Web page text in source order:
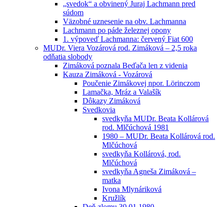
„svedok“ a obvinený Juraj Lachmann pred
súdom
Väzobné uznesenie na obv. Lachmanna
Lachmann po páde železnej opony
1. výpoveď Lachmanna: červený Fiat 600
MUDr. Viera Vozárová rod. Zimáková – 2,5 roka
odňatia slobody
Zimáková poznala Beďača len z videnia
Kauza Zimáková - Vozárová
Poučenie Zimákovej npor. Lörinczom
Lamačka, Mráz a Valašík
Dôkazy Zimáková
Svedkovia
svedkyňa MUDr. Beata Kollárová
rod. Mlčúchová 1981
1980 – MUDr. Beata Kollárová rod.
Mlčúchová
svedkyňa Kollárová, rod.
Mlčúchová
svedkyňa Agneša Zimáková –
matka
Ivona Mlynáriková
Kružlík